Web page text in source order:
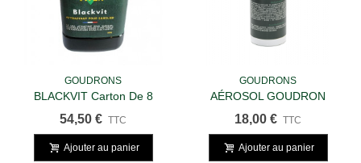
GOUDRONS
BLACKVIT Carton De 8
Bouteilles De 500g
54,50 € TTC
Ajouter au panier
GOUDRONS
AÉROSOL GOUDRON
VEGETAL SPECIAL
18,00 € TTC
Ajouter au panier